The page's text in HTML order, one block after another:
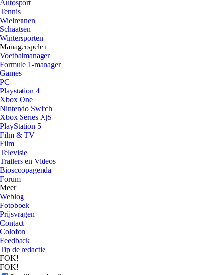
Autosport
Tennis
Wielrennen
Schaatsen
Wintersporten
Managerspelen
Voetbalmanager
Formule 1-manager
Games
PC
Playstation 4
Xbox One
Nintendo Switch
Xbox Series X|S
PlayStation 5
Film & TV
Film
Televisie
Trailers en Videos
Bioscoopagenda
Forum
Meer
Weblog
Fotoboek
Prijsvragen
Contact
Colofon
Feedback
Tip de redactie
FOK!
FOK!